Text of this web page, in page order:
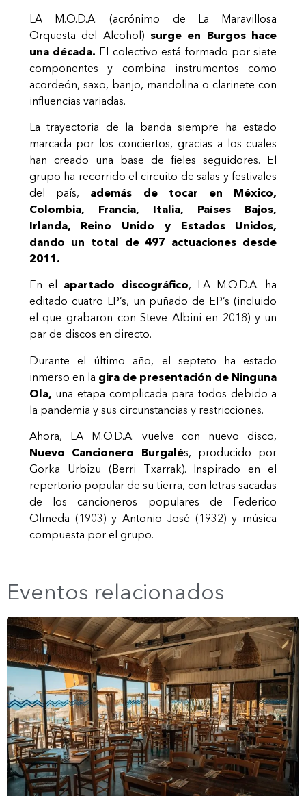
LA M.O.D.A. (acrónimo de La Maravillosa
Orquesta del Alcohol)surge en Burgos hace
una década. El colectivo está formado por siete
componentes y combina instrumentos como
acordeón, saxo, banjo, mandolina o clarinete con
influencias variadas.
La trayectoria de la banda siempre ha estado
marcada por los conciertos, gracias a los cuales
han creado una base de fieles seguidores. El
grupo ha recorrido el circuito de salas y festivales
del país, además de tocar en México,
Colombia, Francia, Italia, Países Bajos,
Irlanda, Reino Unido y Estados Unidos,
dando un total de 497 actuaciones desde
2011.
En el apartado discográfico, LA M.O.D.A. ha
editado cuatro LP’s, un puñado de EP’s (incluido
el que grabaron con Steve Albini en 2018) y un
par de discos en directo.
Durante el último año, el septeto ha estado
inmerso en la gira de presentación de Ninguna
Ola, una etapa complicada para todos debido a
la pandemia y sus circunstancias y restricciones.
Ahora, LA M.O.D.A. vuelve con nuevo disco,
Nuevo Cancionero Burgalés, producido por
Gorka Urbizu (Berri Txarrak). Inspirado en el
repertorio popular de su tierra, con letras sacadas
de los cancioneros populares de Federico
Olmeda (1903) y Antonio José (1932) y música
compuesta por el grupo.
Eventos relacionados